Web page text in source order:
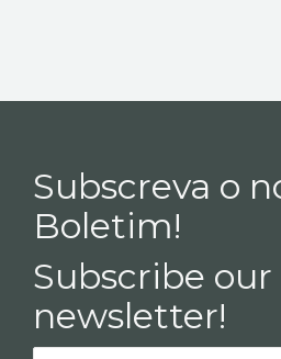
Subscreva o
Boletim!
Subscribe our
newsletter!